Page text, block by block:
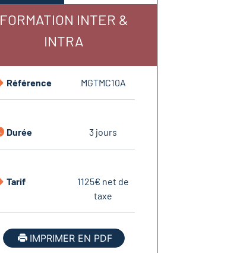
FORMATION INTER &
INTRA
Référence MGTMC10A
Durée 3 jours
Tarif
1125€ net de
taxe
IMPRIMER EN PDF